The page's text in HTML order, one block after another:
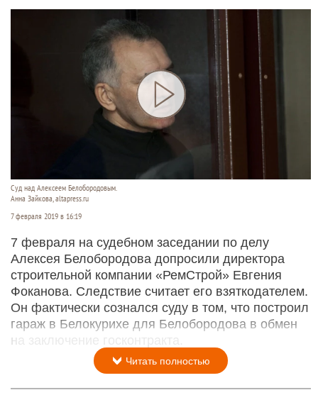
Суд над Алексеем Белобородовым.
Анна Зайкова, altapress.ru
7 февраля 2019 в 16:19
7 февраля на судебном заседании по делу
Алексея Белобородова допросили директора
строительной компании «РемСтрой» Евгения
Фоканова. Следствие считает его взяткодателем.
Он фактически сознался суду в том, что построил
гараж в Белокурихе для Белобородова в обмен
на заключение госконтракта.
Читать полностью